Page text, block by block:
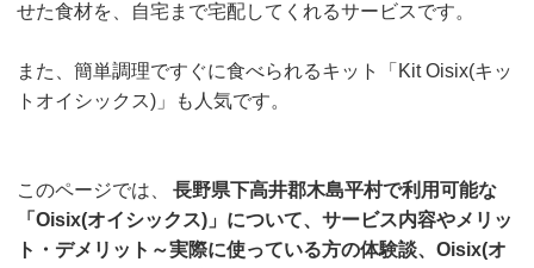
せた食材を、自宅まで宅配してくれるサービスです。
また、簡単調理ですぐに食べられるキット「Kit Oisix(キッ
トオイシックス)」も人気です。
このページでは、
長野県下高井郡木島平村で利用可能な
「Oisix(オイシックス)」について、サービス内容やメリッ
ト・デメリット～実際に使っている方の体験談、Oisix(オ